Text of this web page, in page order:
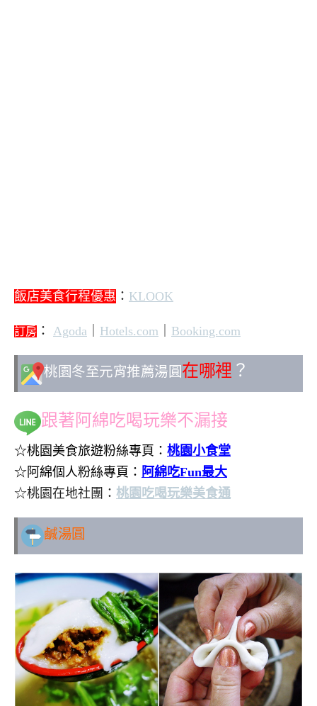
飯店美食行程優惠 ： KLOOK
訂房 ： Agoda Hotels.com Booking.com
桃園冬至元宵推薦湯圓在哪裡 ？
跟著阿綿吃喝玩樂不漏接
☆桃園美食旅遊粉絲專頁： 桃園小食堂
☆阿綿個人粉絲專頁： 阿綿吃Fun最大
☆桃園在地社團： 桃園吃喝玩樂美食通
鹹湯圓